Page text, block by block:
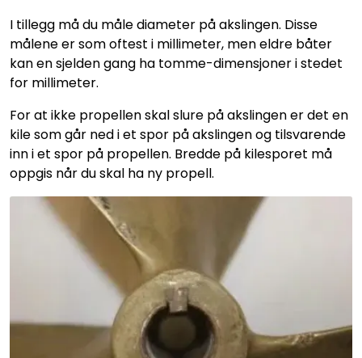
I tillegg må du måle diameter på akslingen. Disse
målene er som oftest i millimeter, men eldre båter
kan en sjelden gang ha tomme-dimensjoner i stedet
for millimeter.
For at ikke propellen skal slure på akslingen er det en
kile som går ned i et spor på akslingen og tilsvarende
inn i et spor på propellen. Bredde på kilesporet må
oppgis når du skal ha ny propell.